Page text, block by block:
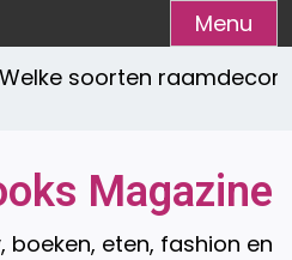
Menu
soorten
Magazine
eten, fashion en